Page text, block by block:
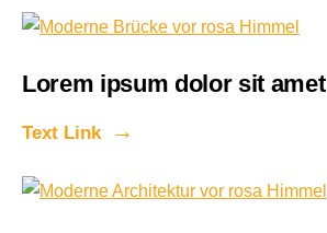
Lorem ipsum dolor sit amet
Text Link